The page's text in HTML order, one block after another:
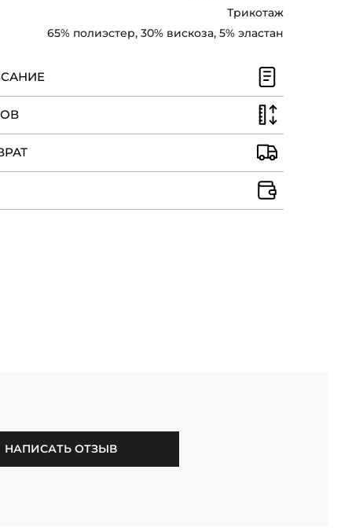
делают образ более
Трикотаж
65% полиэстер, 30% вискоза, 5% эластан
НАПИСАТЬ ОТЗЫВ